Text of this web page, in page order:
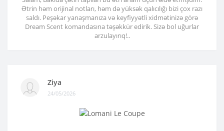
Ətrin həm orijinal notları, həm də yüksək qalıcılığı bizi çox razı
saldı. Peşəkar yanaşmanıza və keyfiyyətli xidmətinizə görə
Dream Scent komandasına təşəkkür edirik. Sizə bol uğurlar
arzulayırıq!..
Ziya
24/05/2026